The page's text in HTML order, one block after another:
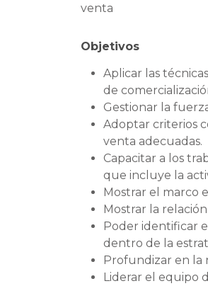
venta
Objetivos
Aplicar las
de
Gestionar la
Adoptar criterios
venta adecuadas.
Capacitar a los
que incluye la
Mostrar el marco
Mostrar la
Poder identificar
dentro de la
Profundizar en la
Liderar el equipo